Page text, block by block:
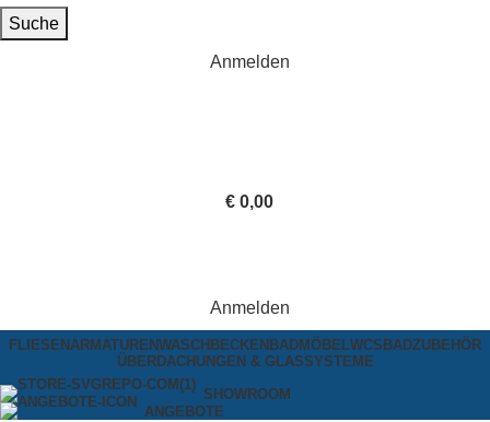
Suche
Anmelden
€ 0,00
Anmelden
FLIESENARMATURENWASCHBECKEN BADMÖBELWCS BADZUBEHÖR
ÜBERDACHUNGEN & GLASSYSTEME
SHOWROOM
ANGEBOTE